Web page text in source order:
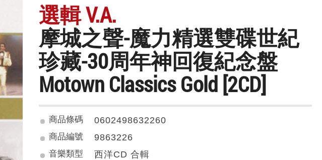
選輯 V.A.
摩城之聲-魔力精選雙碟世紀
珍藏-30周年神回復紀念盤
Motown Classics Gold [2CD]
商品條碼 0602498632260
商品編號 9863226
音樂類型 西洋CD 合輯